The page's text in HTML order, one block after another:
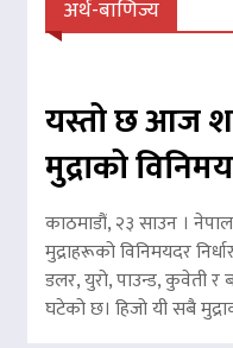
अर्थ-बाणिज्य
यस्तो छ आज
मुद्राको
काठमाडौं, २३ साउन ।
मुद्राहरूको विनिमयदर
डलर, युरो, पाउन्ड, कुवेती र
घटेको छ। हिजो यी सबै